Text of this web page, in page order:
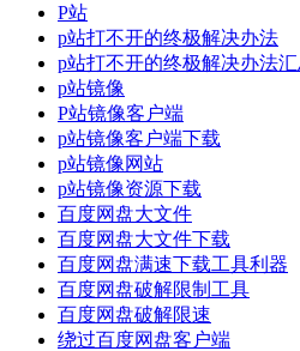
P站
p站打不开的终极解决办法
p站打不开的终极解决办法汇
p站镜像
P站镜像客户端
p站镜像客户端下载
p站镜像网站
p站镜像资源下载
百度网盘大文件
百度网盘大文件下载
百度网盘满速下载工具利器
百度网盘破解限制工具
百度网盘破解限速
绕过百度网盘客户端